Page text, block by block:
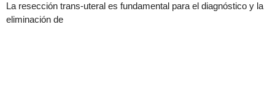
La resección trans-uteral es fundamental para el diagnóstico y la
eliminación de